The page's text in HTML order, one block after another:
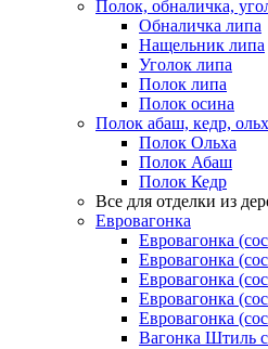
Полок, обналичка,
Обналичка липа
Нащельник липа
Уголок липа
Полок липа
Полок осина
Полок абаш, кедр,
Полок Ольха
Полок Абаш
Полок Кедр
Все для отделки из
Евровагонка
Евровагонка
Евровагонка
Евровагонка
Евровагонка
Евровагонка
Вагонка Штиль